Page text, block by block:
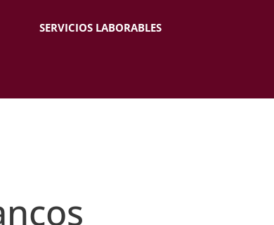
SERVICIOS LABORABLES